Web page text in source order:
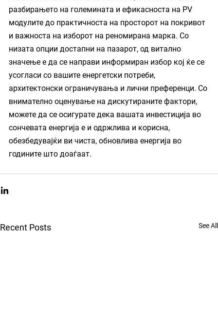
разбирањето на големината и ефикасноста на PV
модулите до практичноста на просторот на покривот
и важноста на изборот на реномирана марка. Со
низата опции достапни на пазарот, од витално
значење е да се направи информиран избор кој ќе се
усогласи со вашите енергетски потреби,
архитектонски ограничувања и лични преференци. Со
внимателно оценување на дискутираните фактори,
можете да се осигурате дека вашата инвестиција во
сончевата енергија е и одржлива и корисна,
обезбедувајќи ви чиста, обновлива енергија во
годините што доаѓаат.
Recent Posts See All